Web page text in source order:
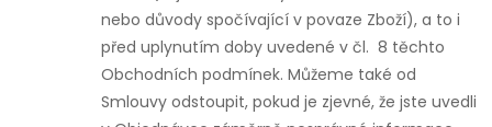
nebo důvody spočívající v povaze Zboží), a to i
před uplynutím doby uvedené v čl. 8 těchto
Obchodních podmínek. Můžeme také od
Smlouvy odstoupit, pokud je zjevné, že jste uvedli